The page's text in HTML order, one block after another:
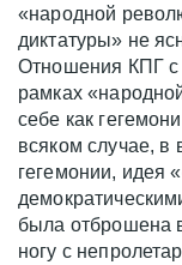
«народной
диктатуры» не
Отношения КПГ с
рамках
себе как
всяком случае, в
гегемонии, идея
была отброшена
ногу с